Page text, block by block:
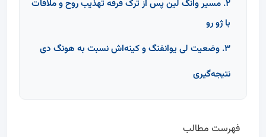
۲. مسیر وانگ لین پس از ترک فرقه تهذیب روح و ملاقات
با ژو رو
۳. وضعیت لی یوانفنگ و کینه‌اش نسبت به هونگ دی
نتیجه‌گیری
فهرست مطالب